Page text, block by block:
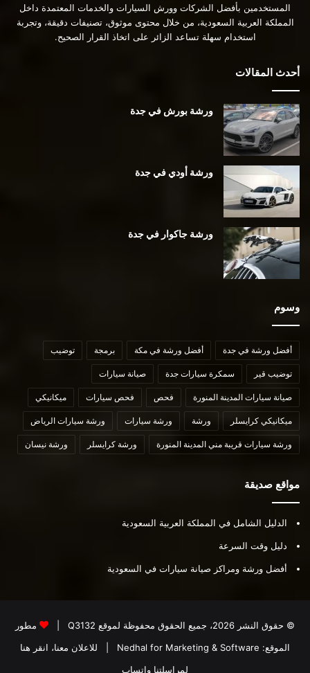
المستخدمين بأفضل الشركات وورش السيارات والخدمات المعتمدة داخل
المملكة العربية السعودية، من خلال محتوى موثوق، تصنيفات دقيقة، وتجربة
استخدام سهلة تساعد الزائر على اتخاذ القرار الصحيح.
أحدث المقالات
ورشة بورش في جدة
ورشة أودي في جدة
ورشة جاكوار في جدة
وسوم
أفضل ورشة في جدة أفضل ورشة في مكة برمجة توضيب
توضيب قير سمكرة سيارات جدة صيانة سيارات
صيانة سيارات المدينة المنورة فحص فحص سيارات ميكانيكي
ميكانيكي كرايسلر ورشة ورشة سيارات ورشة سيارات الرياض
ورشة سيارات قريبة مني المدينة المنورة ورشة كرايسلر ورشة نيسان
مواقع صديقة
الدليل الشامل في المملكة العربية السعودية
دليل وقت السرعة
أفضل ورشة ومراكز صيانة سيارات في السعودية
© حقوق النشر 2026، جميع الحقوق محفوظة لموقع Q3132
مطور
الموقع: Nedhal for Marketing & Software
للاعلان معنا، انقر هنا
لمراسلتنا واتساب